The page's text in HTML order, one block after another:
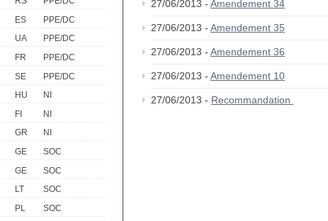
ES
PPE/DC
UA
PPE/DC
FR
PPE/DC
SE
PPE/DC
HU
NI
FI
NI
GR
NI
GE
SOC
GE
SOC
LT
SOC
PL
SOC
27/06/2013 - Amendement 34
27/06/2013 - Amendement 35
27/06/2013 - Amendement 36
27/06/2013 - Amendement 10
27/06/2013 - Recommandation